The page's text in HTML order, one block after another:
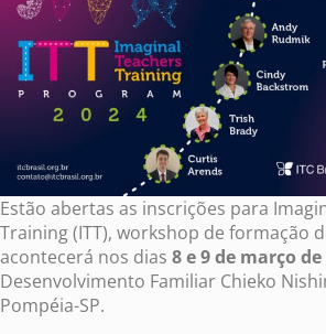
Estão abertas as inscrições para
Training (ITT), workshop de formação
acontecerá nos dias 8 e 9 de março de
Desenvolvimento Familiar Chieko
Pompéia-SP.